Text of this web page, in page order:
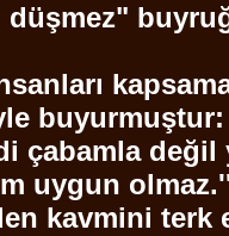
düşmez"
çabamla değil
uygun
kavmini terk